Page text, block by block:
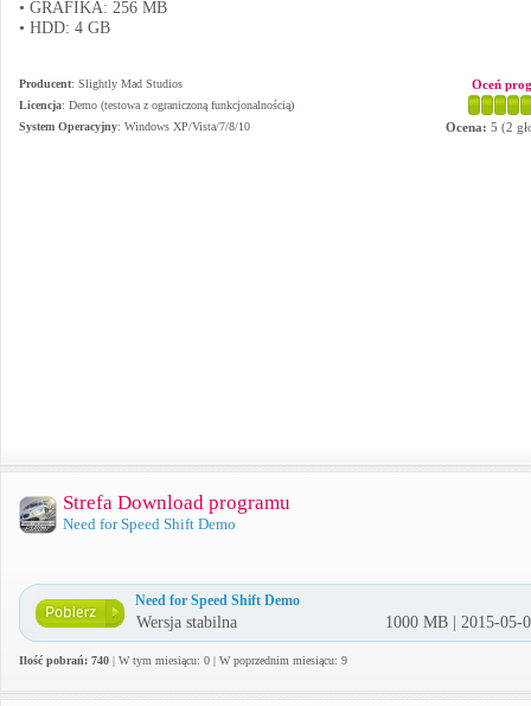
• GRAFIKA: 256 MB
• HDD: 4 GB
Producent: Slightly Mad Studios
Licencja: Demo (testowa z ograniczoną funkcjonalnością)
System Operacyjny: Windows XP/Vista/7/8/10
Oceń
Ocena: 5 (2
Strefa Download programu
Need for Speed Shift Demo
Need for Speed Shift Demo
Wersja stabilna 1000 MB | 2015-05-
Ilość pobrań: 740 | W tym miesiącu: 0 | W poprzednim miesiącu: 9